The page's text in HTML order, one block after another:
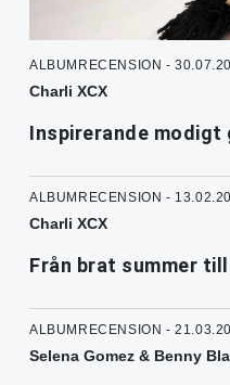
ALBUMRECENSION -
Charli XCX
Inspirerande modigt
ALBUMRECENSION -
Charli XCX
Från brat summer
ALBUMRECENSION -
Selena Gomez & Benny